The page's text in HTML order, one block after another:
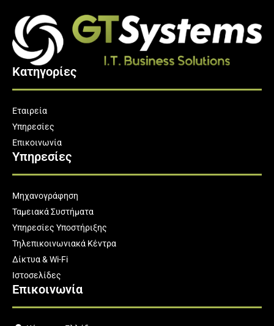
Κατηγορίες
Εταιρεία
Υπηρεσίες
Επικοινωνία
Υπηρεσίες
Μηχανογράφηση
Ταμειακά Συστήματα
Υπηρεσίες Υποστήριξης
Τηλεπικοινωνιακά Κέντρα
Δίκτυα & Wi-Fi
Ιστοσελίδες
Επικοινωνία